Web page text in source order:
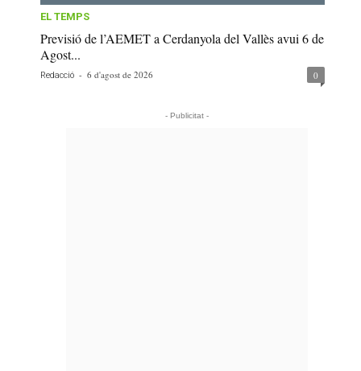
EL TEMPS
Previsió de l’AEMET a Cerdanyola del Vallès avui 6 de
Agost...
Redacció - 6 d'agost de 2026 0
- Publicitat -